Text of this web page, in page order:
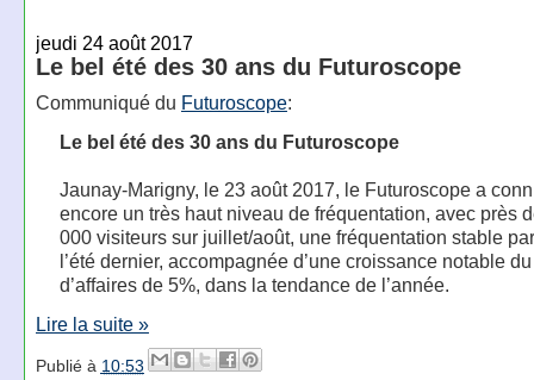
jeudi 24 août 2017
Le bel été des 30 ans du Futuroscope
Communiqué du Futuroscope:
Le bel été des 30 ans du Futuroscope
Jaunay-Marigny, le 23 août 2017, le Futuroscope a
encore un très haut niveau de fréquentation, avec près
000 visiteurs sur juillet/août, une fréquentation stable
l’été dernier, accompagnée d’une croissance notable
d’affaires de 5%, dans la tendance de l’année.
Lire la suite »
Publié à 10:53